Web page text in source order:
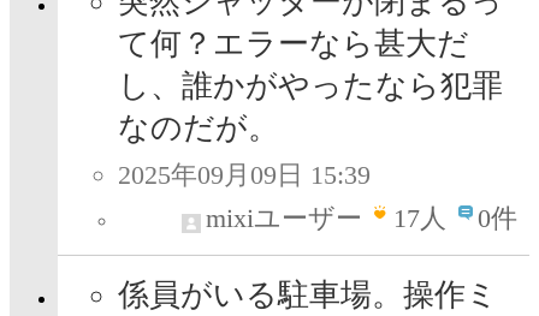
て何？エラーなら甚大だ
し、誰かがやったなら犯罪
なのだが。
2025年09月09日 15:39
mixiユーザー
17人 0件
係員がいる駐車場。操作ミ